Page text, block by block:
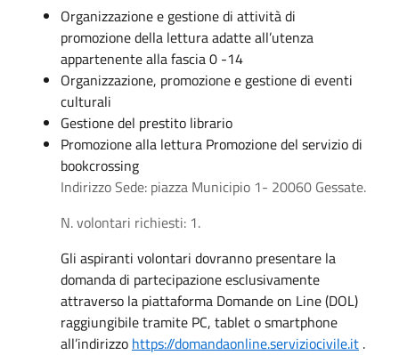
Organizzazione e gestione di attività di
promozione della lettura adatte all’utenza
appartenente alla fascia 0 -14
Organizzazione, promozione e gestione di eventi
culturali
Gestione del prestito librario
Promozione alla lettura Promozione del servizio di
bookcrossing
IndirizzoSede: piazza Municipio 1- 20060 Gessate.
N. volontari richiesti: 1.
Gli aspiranti volontari dovranno presentare la
domanda di partecipazione esclusivamente
attraverso la piattaforma Domande on Line (DOL)
raggiungibile tramite PC, tablet o smartphone
all’indirizzo https://domandaonline.serviziocivile.it .